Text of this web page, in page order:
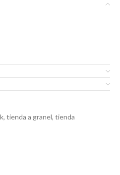
,tienda a granel,tienda